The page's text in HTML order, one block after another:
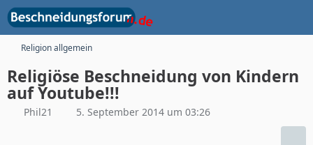
Religion allgemein
Religiöse Beschneidung von Kindern
auf Youtube!!!
Phil21 5. September 2014 um 03:26